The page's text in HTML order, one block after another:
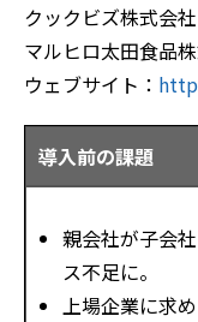
クックビズ株式会
マルヒロ太田食品
ウェブサイト：
導入前の課題
親会社が子会
ス不足に。
上場企業に求